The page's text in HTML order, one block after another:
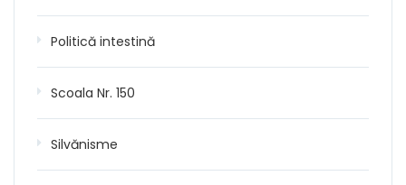
Politică intestină
Scoala Nr. 150
Silvănisme